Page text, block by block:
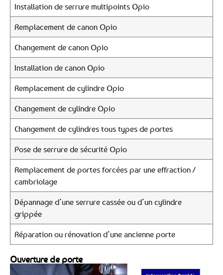
Installation de serrure multipoints Opio
Remplacement de canon Opio
Changement de canon Opio
Installation de canon Opio
Remplacement de cylindre Opio
Changement de cylindre Opio
Changement de cylindres tous types de portes
Pose de serrure de sécurité Opio
Remplacement de portes forcées par une effraction /
cambriolage
Dépannage d’une serrure cassée ou d’un cylindre
grippée
Réparation ou rénovation d’une ancienne porte
Ouverture de porte